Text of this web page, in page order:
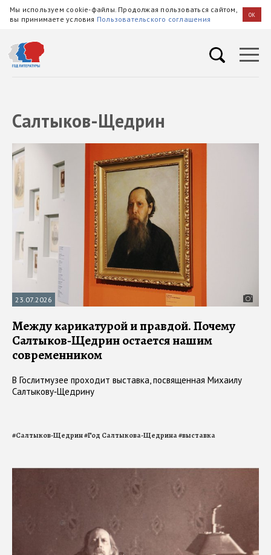
Мы используем cookie-файлы. Продолжая пользоваться сайтом,
вы принимаете условия Пользовательского соглашения OK
Салтыков-Щедрин
23.07.2026
Между карикатурой и правдой. Почему
Салтыков‑Щедрин остается нашим
современником
В Гослитмузее проходит выставка, посвященная Михаилу
Салтыкову‑Щедрину
#Салтыков-Щедрин#Год Салтыкова-Щедрина#выставка